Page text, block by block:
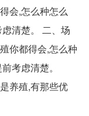
会,怎么种怎么
清楚。 二、场
你都得会,怎么种
考虑清楚。
养殖,有那些优